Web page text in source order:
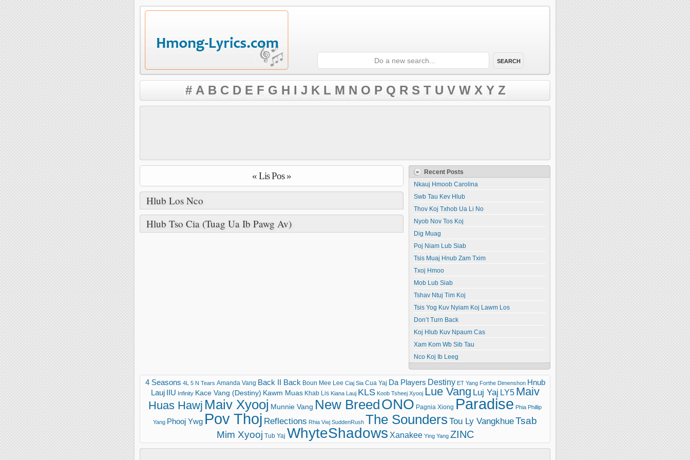
# A B C D E F G H I J K L M N O P Q R S T U V W X Y Z
« Lis Pos »
Hlub Los Nco
Hlub Tso Cia (Tuag Ua Ib Pawg Av)
Recent Posts
Nkauj Hmoob Carolina
Swb Tau Kev Hlub
Thov Koj Txhob Ua Li No
Nyob Nov Tos Koj
Dig Muag
Poj Niam Lub Siab
Tsis Muaj Hnub Zam Txim
Txoj Hmoo
Mob Lub Siab
Tshav Ntuj Tim Koj
Tsis Yog Kuv Nyiam Koj Lawm Los
Don’t Turn Back
Koj Hlub Kuv Npaum Cas
Xam Kom Wb Sib Tau
Nco Koj Ib Leeg
4 Seasons 4L 5 N Tears Amanda Vang Back II Back Boun Mee Lee Ciaj Sia Cua Yaj Da Players Destiny ET Yang Forthe Dimenshon Hnub
Lauj
IIU Infinity Kace Vang (Destiny) Kawm Muas Khab Lis Kiana Lauj KLS Koob Tsheej Xyooj Lue Vang Luj Yaj LY5 Maiv
Huas Hawj Maiv Xyooj Munnie Vang New BreedONO Pagnia Xiong Paradise Phia Phillip
Yang Phooj Ywg Pov Thoj Reflections Rhia Vwj SuddenRush The Sounders Tou Ly VangkhueTsab
Mim Xyooj Tub Yaj WhyteShadows Xanakee Ying Yang ZINC